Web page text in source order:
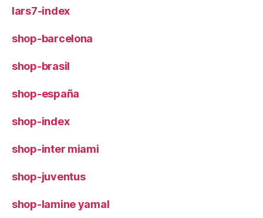
lars7-index
shop-barcelona
shop-brasil
shop-españa
shop-index
shop-inter miami
shop-juventus
shop-lamine yamal